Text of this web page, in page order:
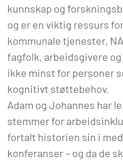
kunnskap og
og er en viktig ressurs
kommunale tjenester,
fagfolk, arbeidsgivere og
ikke minst for personer
kognitivt støttebehov.
Adam og Johannes har
stemmer for
fortalt historien sin i
konferanser – og da de